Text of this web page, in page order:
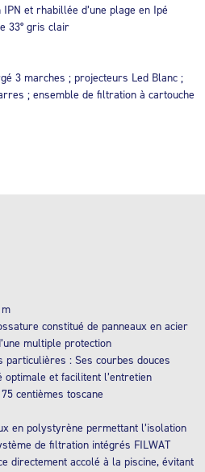
et rhabillée d’une plage en Ipé
33° gris clair
3 marches ; projecteurs Led Blanc ;
; ensemble de filtration à cartouche
constitué de panneaux en acier
multiple protection
particulières : Ses courbes douces
et facilitent l’entretien
centièmes toscane
en polystyrène permettant l’isolation
de filtration intégrés FILWAT
directement accolé à la piscine, évitant